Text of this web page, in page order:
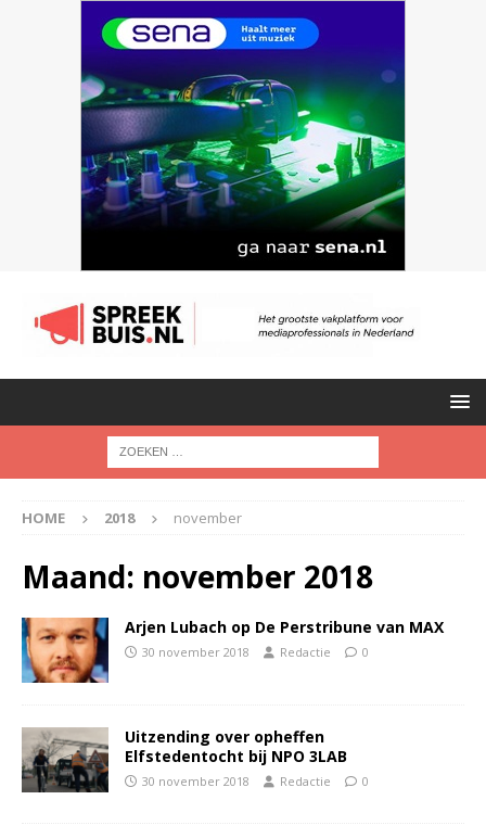
HOME 2018 november
Maand: november 2018
Arjen Lubach op De Perstribune van MAX
30 november 2018 Redactie 0
Uitzending over opheffen
Elfstedentocht bij NPO 3LAB
30 november 2018 Redactie 0